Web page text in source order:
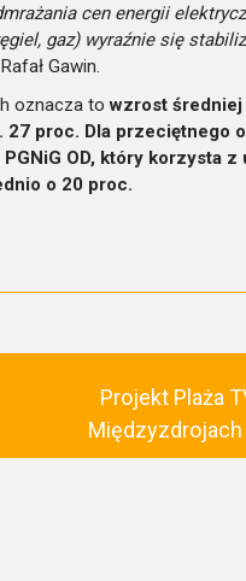
cen energii
gaz) wyraźnie się
Gawin.
oznacza towzrost średniej
27 proc. Dla przeciętnego
OD, który korzysta z
o 20 proc.
Projekt Plaża